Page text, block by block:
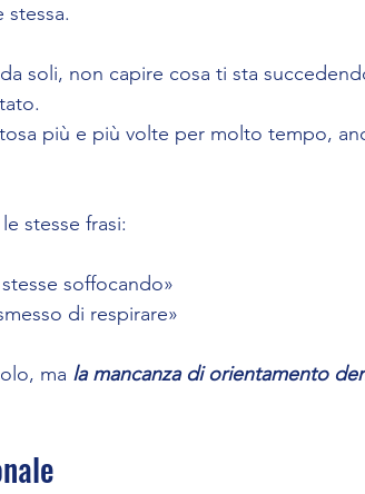
stessa.
soli, non capire cosa ti sta
più e più volte per molto tempo,
stesse frasi:
soffocando»
di respirare»
ma la mancanza di orientamento